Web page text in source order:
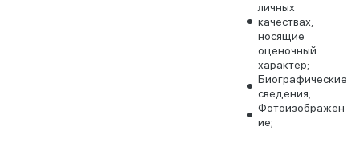
личных
качествах,
носящие
оценочный
характер;
Биографические
сведения;
Фотоизображен
ие;